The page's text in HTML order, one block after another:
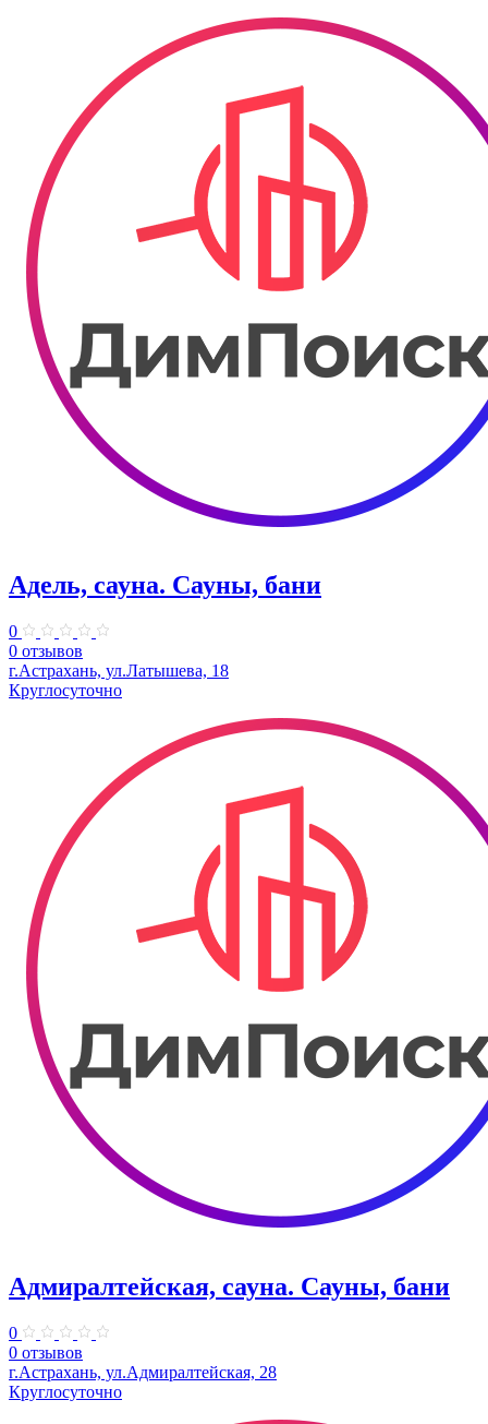
Адель, сауна. Сауны, бани
0
0 отзывов
г.Астрахань, ул.Латышева, 18
Круглосуточно
Адмиралтейская, сауна. Сауны, бани
0
0 отзывов
г.Астрахань, ул.Адмиралтейская, 28
Круглосуточно